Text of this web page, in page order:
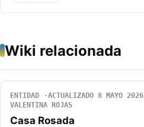
Wiki relacionada
ENTIDAD ACTUALIZADO 8 MAYO 2026
VALENTINA ROJAS
Casa Rosada